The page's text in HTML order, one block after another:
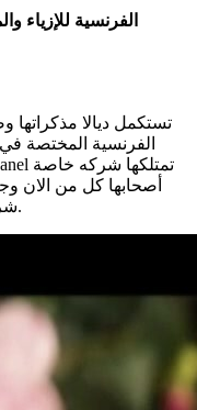
الفرنسية المختصة في
أصحابها كل من الان
شريك تجاري خلال فترة غابرييل بنور شانيل.